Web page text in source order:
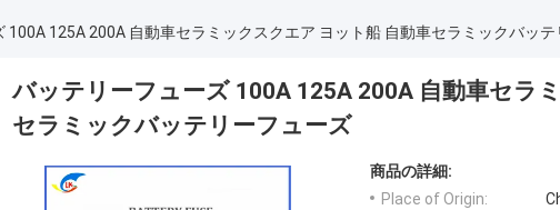
100A 125A 200A 自動車セラミックスクエア ヨット船 自動車セラミックバッ
バッテリーフューズ 100A 125A 200A 自動車セラ
セラミックバッテリーフューズ
商品の詳細:
Place of Origin: